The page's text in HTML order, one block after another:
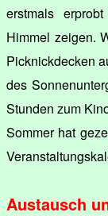
erstmals
Himmel zeigen.
Picknickdecken
des
Stunden zum
Sommer hat
Austausch